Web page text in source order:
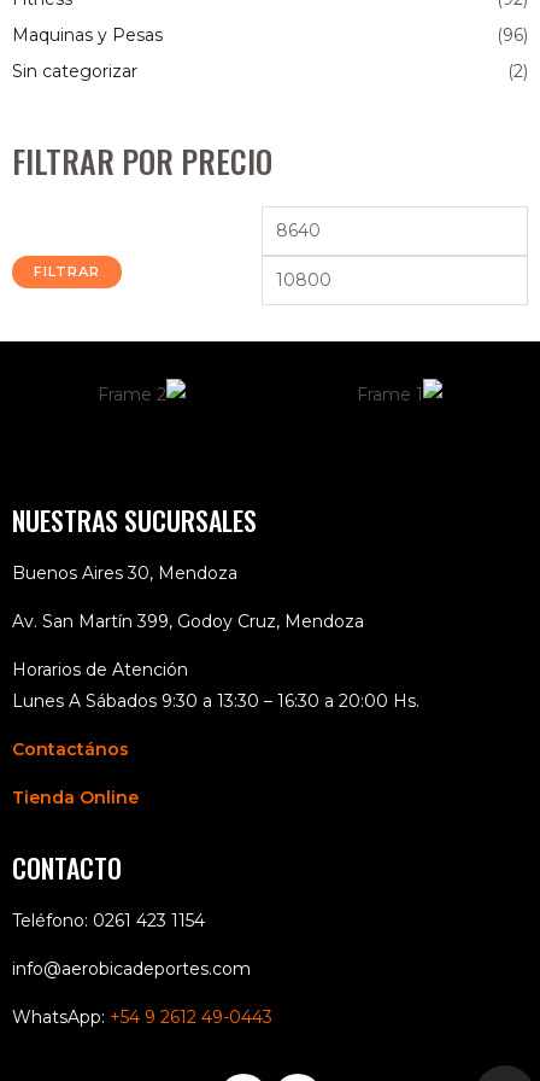
Maquinas y Pesas
(96)
Sin categorizar
(2)
FILTRAR POR PRECIO
FILTRAR
NUESTRAS SUCURSALES
Buenos Aires 30, Mendoza
Av. San Martín 399, Godoy Cruz, Mendoza
Horarios de Atención
Lunes A Sábados 9:30 a 13:30 – 16:30 a 20:00 Hs.
Contactános
Tienda Online
CONTACTO
Teléfono: 0261 423 1154
info@aerobicadeportes.com
WhatsApp: +54 9 2612 49-0443